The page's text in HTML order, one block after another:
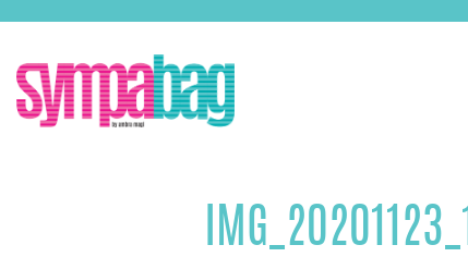
content